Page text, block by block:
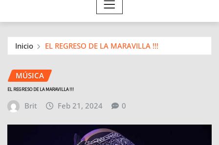
Inicio EL REGRESO DE LA MARAVILLA !!!
MÚSICA
EL REGRESO DE LA MARAVILLA !!!
Brit Feb 21, 2024 0